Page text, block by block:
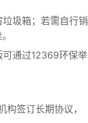
圾箱；若需自行销
可通过12369环保举
签订长期协议，